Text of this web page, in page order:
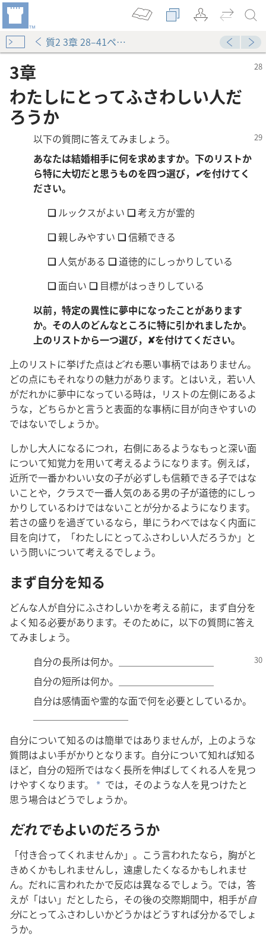
質2 3章 28–41ページ
3章
わたしにとってふさわしい人だ
ろうか
以下の質問に答えてみましょう。
あなたは結婚相手に何を求めますか。下のリストか
ら特に大切だと思うものを四つ選び， ✔を付けてく
ださい。
❏ ルックスがよい ❏考え方が霊的
❏親しみやすい ❏信頼できる
❏ 人気がある ❏道徳的にしっかりしている
❏ 面白い ❏ 目標がはっきりしている
以前，特定の異性に夢中になったことがあります
か。その人のどんなところに特に引かれましたか。
上のリストから一つ選び，✘を付けてください。
上のリストに挙げた点はどれも悪い事柄ではありません。
どの点にもそれなりの魅力があります。とはいえ，若い人
がだれかに夢中になっている時は，リストの左側にあるよ
うな，どちらかと言うと表面的な事柄に目が向きやすいの
ではないでしょうか。
しかし大人になるにつれ，右側にあるようなもっと深い面
について知覚力を用いて考えるようになります。例えば，
近所で一番かわいい女の子が必ずしも信頼できる子ではな
いことや，クラスで一番人気のある男の子が道徳的にしっ
かりしているわけではないことが分かるようになります。
若さの盛りを過ぎているなら，単にうわべではなく内面に
目を向けて，「わたしにとってふさわしい人だろうか」と
いう問いについて考えるでしょう。
まず自分を知る
どんな人が自分にふさわしいかを考える前に，まず自分を
よく知る必要があります。そのために，以下の質問に答え
てみましょう。
自分の長所は何か。＿＿＿＿＿＿＿＿＿＿
自分の短所は何か。＿＿＿＿＿＿＿＿＿＿
自分は感情面や霊的な面で何を必要としているか。
自分について知るのは簡単ではありませんが，上のような
質問はよい手がかりとなります。自分について知れば知る
ほど，自分の短所ではなく長所を伸ばしてくれる人を見つ
けやすくなります。
a では，そのような人を見つけたと
思う場合はどうでしょうか。
だれでもよいのだろうか
「付き合ってくれませんか」。こう言われたなら，胸がと
きめくかもしれませんし，遠慮したくなるかもしれませ
ん。だれに言われたかで反応は異なるでしょう。では，答
えが「はい」だとしたら，その後の交際期間中，相手が自
分にとってふさわしいかどうかはどうすれば分かるでしょ
うか。